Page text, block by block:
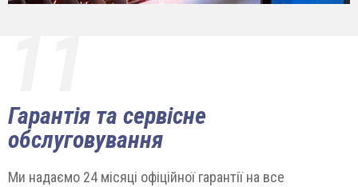
Гарантія та сервісне
обслуговування
Ми надаємо 24 місяці офіційної гарантії на все